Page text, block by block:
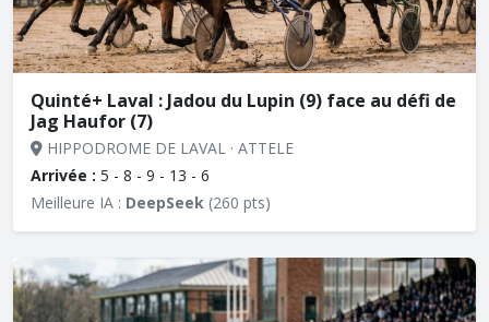
Quinté+ Laval : Jadou du Lupin (9) face au défi de
Jag Haufor (7)
HIPPODROME DE LAVAL · ATTELE
Arrivée : 5 - 8 - 9 - 13 - 6
Meilleure IA : DeepSeek (260 pts)